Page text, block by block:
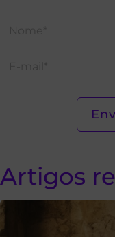
Artigos